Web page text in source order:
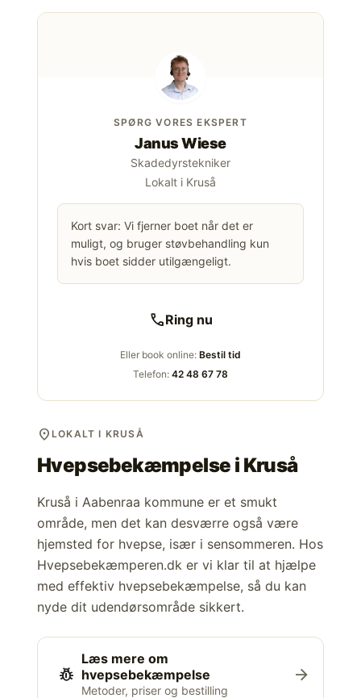
SPØRG VORES EKSPERT
Janus Wiese
Skadedyrstekniker
Lokalt i Kruså
Kort svar: Vi fjerner boet når det er
muligt, og bruger støvbehandling kun
hvis boet sidder utilgængeligt.
callRing nu
Eller book online: Bestil tid
Telefon: 42 48 67 78
location_on LOKALT I KRUSÅ
Hvepsebekæmpelse i Kruså
Kruså i Aabenraa kommune er et smukt
område, men det kan desværre også være
hjemsted for hvepse, især i sensommeren. Hos
Hvepsebekæmperen.dk er vi klar til at hjælpe
med effektiv hvepsebekæmpelse, så du kan
nyde dit udendørsområde sikkert.
pest_control
Læs mere om
hvepsebekæmpelse
Metoder, priser og bestilling
arrow_forward